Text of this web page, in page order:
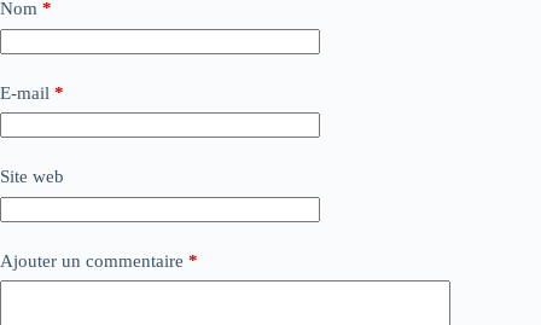
Nom *
E-mail *
Site web
Ajouter un commentaire *